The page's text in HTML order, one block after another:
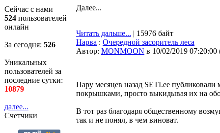
Сейчас с нами
524 пользователей
онлайн
За сегодня: 526
Уникальных
пользователей за
последние сутки:
10879
далее...
Счетчики
Далее...
Читать дальше... | 15976 байт
Нарва : Очередной засоритель леса
Автор: MONMOON в 10/02/2019 07:20:00
Пару месяцев назад SETI.ee
покрышками, просто выкидывая их на
В тот раз благодаря общественному
так и не понял, в чем виноват.